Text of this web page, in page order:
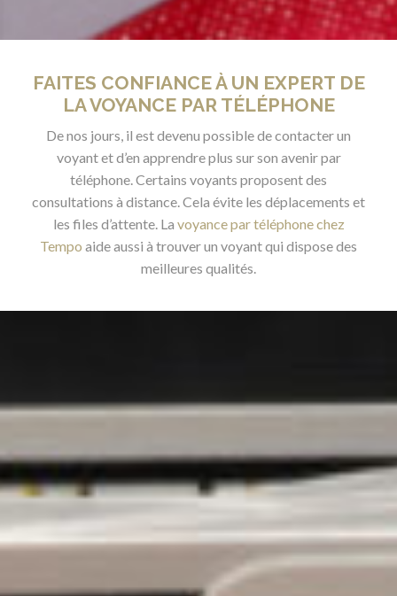
FAITES CONFIANCE À UN EXPERT DE
LA VOYANCE PAR TÉLÉPHONE
De nos jours, il est devenu possible de contacter un
voyant et d’en apprendre plus sur son avenir par
téléphone. Certains voyants proposent des
consultations à distance. Cela évite les déplacements et
les files d’attente. La voyance par téléphone chez
Tempo aide aussi à trouver un voyant qui dispose des
meilleures qualités.